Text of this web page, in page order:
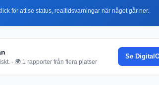
för att se status, realtidsvarningar när något går ner.
- 🌍 1 rapporter från flera platser
Se